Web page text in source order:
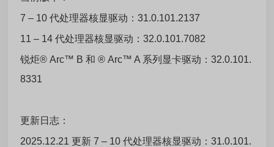
7 – 10 代处理器核显驱动：31.0.101.2137
11 – 14 代处理器核显驱动：32.0.101.7082
锐炬® Arc™ B 和 ® Arc™ A 系列显卡驱动：32.0.101.
8331
更新日志：
2025.12.21 更新 7 – 10 代处理器核显驱动：31.0.101.